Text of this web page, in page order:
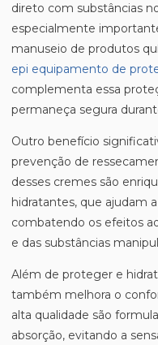
direto com substâncias
especialmente
manuseio de produtos
epi equipamento de
complementa essa
permaneça segura
Outro benefício
prevenção de
desses cremes são
hidratantes, que ajudam
combatendo os efeitos
e das substâncias
Além de proteger e
também melhora o
alta qualidade são
absorção, evitando a